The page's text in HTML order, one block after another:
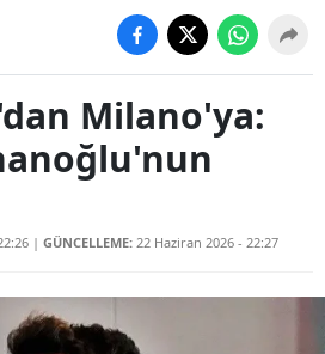
Milano'ya:
| GÜNCELLEME: 22 Haziran 2026 - 22:27